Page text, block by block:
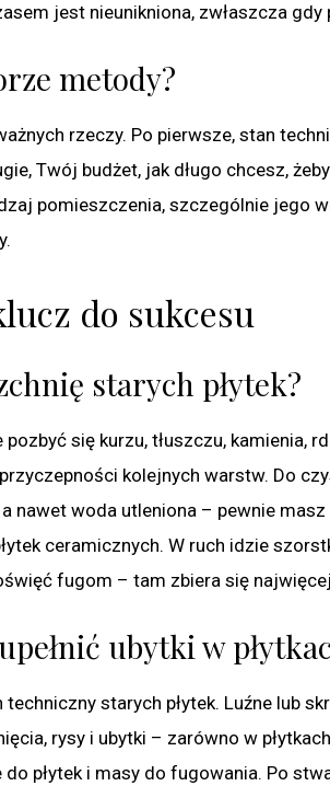
jest nieunikniona, zwłaszcza gdy
metody?
rzeczy. Po pierwsze, stan
Twój budżet, jak długo chcesz,
pomieszczenia, szczególnie jego
do sukcesu
starych płytek?
się kurzu, tłuszczu, kamienia,
kolejnych warstw. Do
woda utleniona – pewnie masz
ceramicznych. W ruch idzie
fugom – tam zbiera się
ubytki w
starych płytek. Luźne lub
rysy i ubytki – zarówno w
płytek i masy do fugowania. Po